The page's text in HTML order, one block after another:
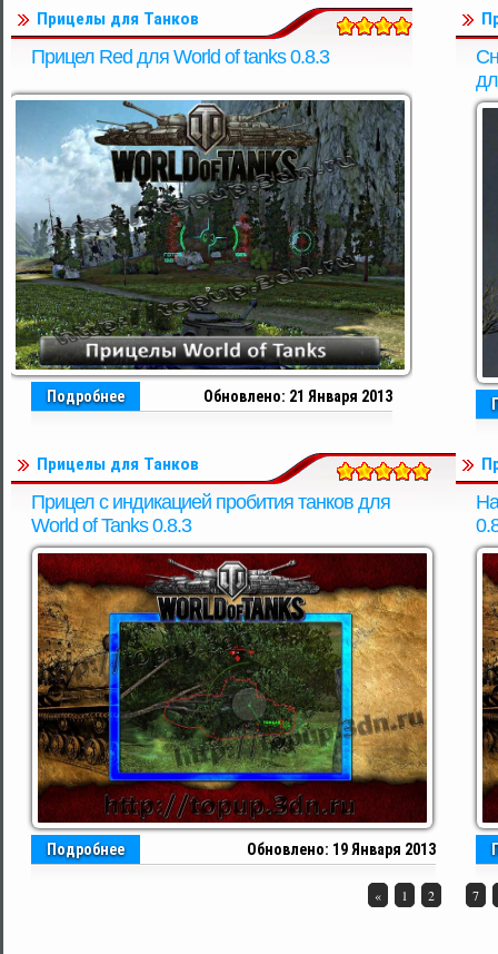
Прицелы для Танков
Прицел Red для World of tanks 0.8.3
Обновлено: 21 Января 2013
Подробнее
Прицелы для Танков
Прицел с индикацией пробития танков для
World of Tanks 0.8.3
Обновлено: 19 Января 2013
Подробнее
« 1 2 7